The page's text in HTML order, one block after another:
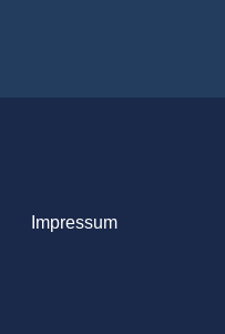
Impressum